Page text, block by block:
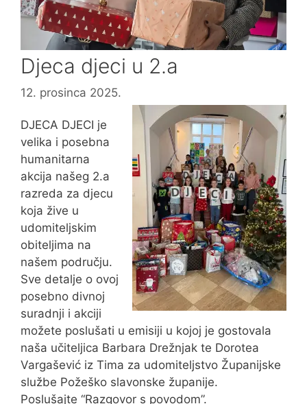
Djeca djeci u 2.a
12. prosinca 2025.
DJECA DJECI je
velika i posebna
humanitarna
akcija našeg 2.a
razreda za djecu
koja žive u
udomiteljskim
obiteljima na
našem području.
Sve detalje o ovoj
posebno divnoj
suradnji i akciji
možete poslušati u emisiji u kojoj je gostovala
naša učiteljica Barbara Drežnjak te Dorotea
Vargašević iz Tima za udomiteljstvo Županijske
službe Požeško slavonske županije.
Poslušajte “Razgovor s povodom”.